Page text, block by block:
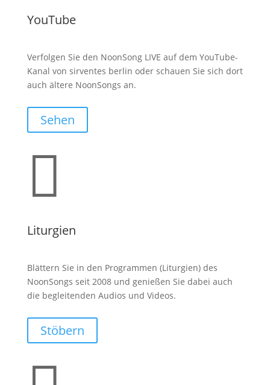
YouTube
Verfolgen Sie den NoonSong LIVE auf dem YouTube-
Kanal von sirventes berlin oder schauen Sie sich dort
auch ältere NoonSongs an.
Sehen

Liturgien
Blättern Sie in den Programmen (Liturgien) des
NoonSongs seit 2008 und genießen Sie dabei auch
die begleitenden Audios und Videos.
Stöbern